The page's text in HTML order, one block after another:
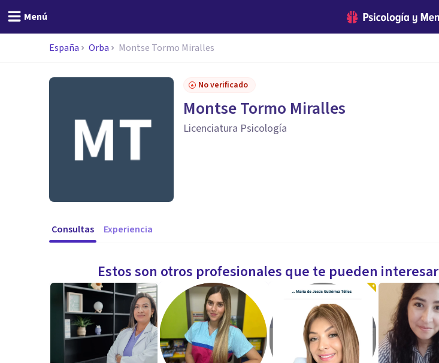
Menú
España Orba Montse Tormo Miralles
No verificado
Montse Tormo Miralles
Licenciatura Psicología
Consultas Experiencia
Estos son otros profesionales que te pueden interesar